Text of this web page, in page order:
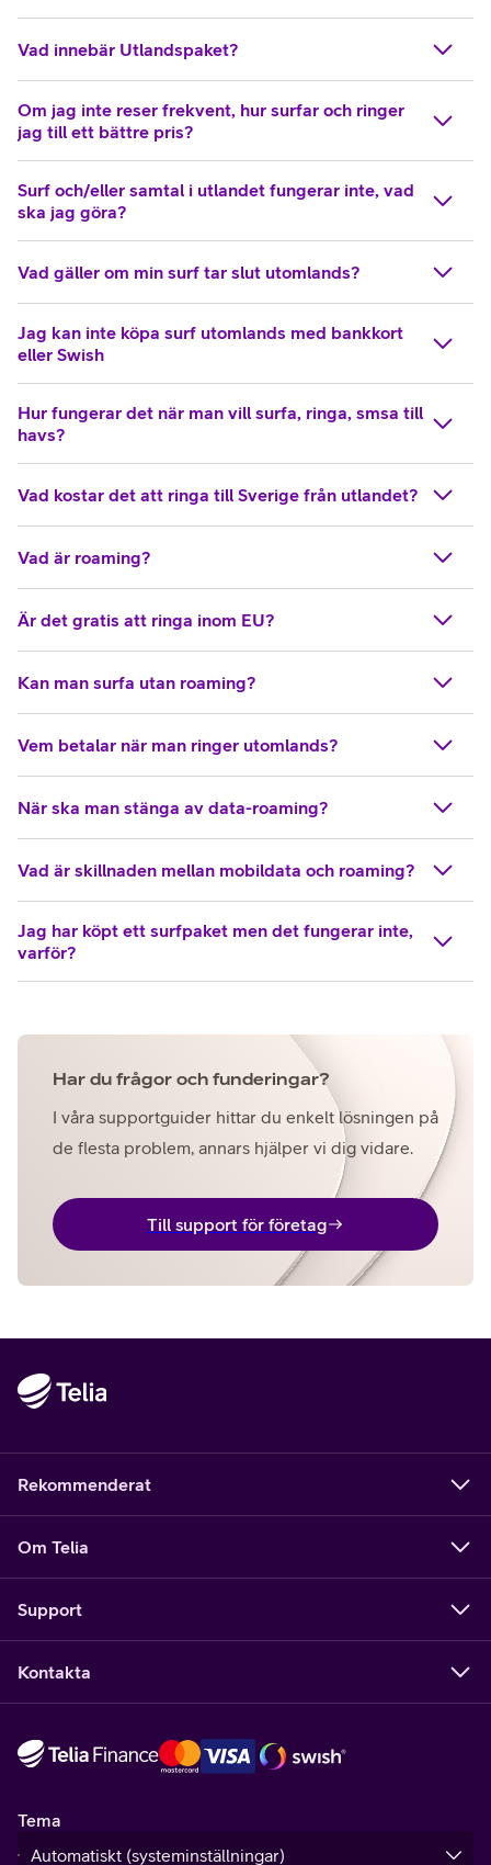
Vad innebär Utlandspaket?
Om jag inte reser frekvent, hur surfar och ringer
jag till ett bättre pris?
Surf och/eller samtal i utlandet fungerar inte, vad
ska jag göra?
Vad gäller om min surf tar slut utomlands?
Jag kan inte köpa surf utomlands med bankkort
eller Swish
Hur fungerar det när man vill surfa, ringa, smsa till
havs?
Vad kostar det att ringa till Sverige från utlandet?
Vad är roaming?
Är det gratis att ringa inom EU?
Kan man surfa utan roaming?
Vem betalar när man ringer utomlands?
När ska man stänga av data-roaming?
Vad är skillnaden mellan mobildata och roaming?
Jag har köpt ett surfpaket men det fungerar inte,
varför?
Har du frågor och funderingar?
I våra supportguider hittar du enkelt lösningen på
de flesta problem, annars hjälper vi dig vidare.
Till support för företag
Rekommenderat
Om Telia
Support
Kontakta
Tema